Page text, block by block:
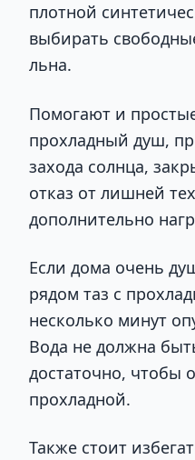
плотной
выбирать
льна.
Помогают и
прохладный душ,
захода солнца,
отказ от лишней
дополнительно
Если дома очень
рядом таз с
несколько минут
Вода не должна
достаточно, чтобы
прохладной.
Также стоит